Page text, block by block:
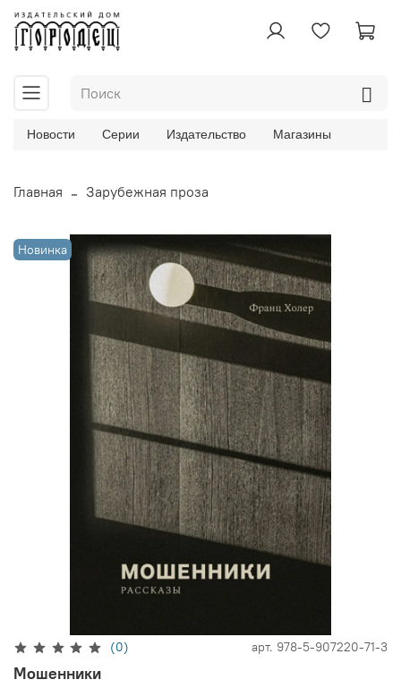
Новости Серии Издательство Магазины
Главная Зарубежная проза
Новинка
(0) арт. 978-5-907220-71-3
Мошенники